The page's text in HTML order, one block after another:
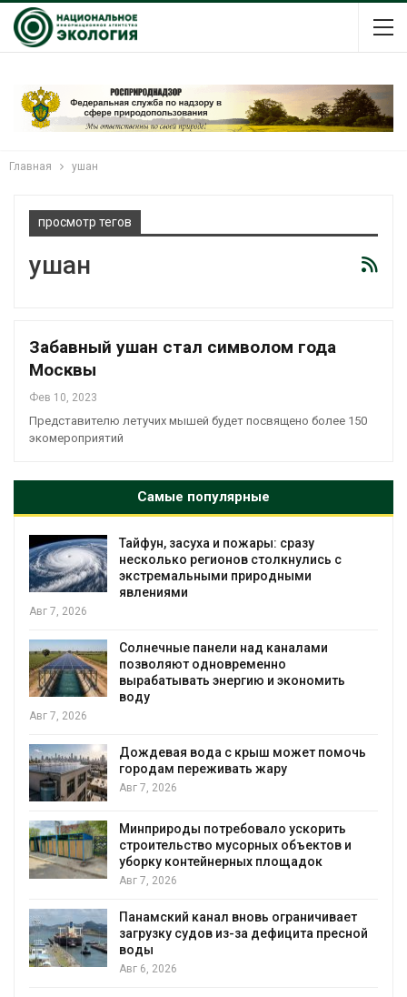
Главная ушан
просмотр тегов
ушан
Забавный ушан стал символом года
Москвы
Фев 10, 2023
Представителю летучих мышей будет посвящено более 150
экомероприятий
Самые популярные
Тайфун, засуха и пожары: сразу
несколько регионов столкнулись с
экстремальными природными
явлениями
Авг 7, 2026
Солнечные панели над каналами
позволяют одновременно
вырабатывать энергию и экономить
воду
Авг 7, 2026
Дождевая вода с крыш может помочь
городам переживать жару
Авг 7, 2026
Минприроды потребовало ускорить
строительство мусорных объектов и
уборку контейнерных площадок
Авг 7, 2026
Панамский канал вновь ограничивает
загрузку судов из-за дефицита пресной
воды
Авг 6, 2026